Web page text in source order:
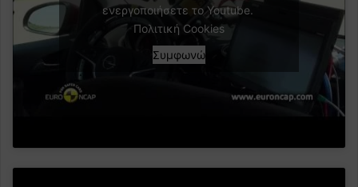
ενεργοποιήσετε το Youtube.
Πολιτική Cookies
Συμφωνώ